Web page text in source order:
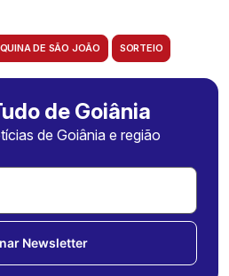
QUINA DE SÃO JOÃO SORTEIO
de Goiânia
de Goiânia e região
Newsletter